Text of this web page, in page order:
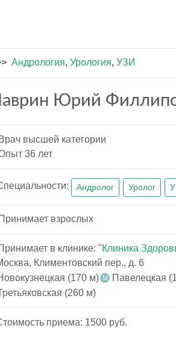
Андрология, Урология, УЗИ
Юрий
Врач высшей категории
36 лет
Андролог Уролог
Принимает взрослых
в клинике: "Клиника
Климентовский пер., д. 6
(170 м)
Павелецкая
(260 м)
приема: 1500 руб.